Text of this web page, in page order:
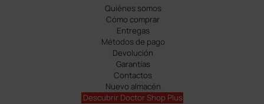
Quiénes somos
Cómo comprar
Entregas
Métodos de pago
Devolución
Garantías
Contactos
Nuevo almacén
Descubrir Doctor Shop Plus